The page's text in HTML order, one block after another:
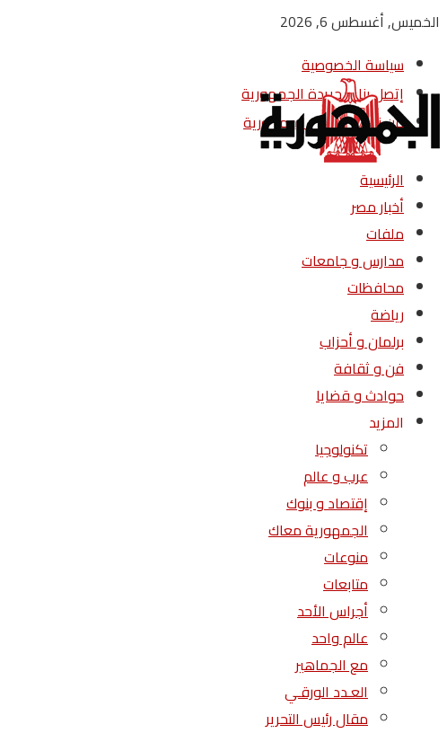
الخميس, أغسطس 6, 2026
سياسة الخصوصية
إتصل بنا – جريدة الجمهورية
من نحن – جريدة الجمهورية
الرئيسية
أخبار مصر
ملفات
مدارس و جامعات
محافظات
رياضة
برلمان و أحزاب
فن و ثقافة
حوادث و قضايا
المزيد
تكنولوجيا
عرب و عالم
إقتصاد و بنوك
الجمهورية معاك
منوعات
متابعات
أجراس الأحد
عالم واحد
مع الجماهير
العـدد الورقـي
مقال رئيس التحرير